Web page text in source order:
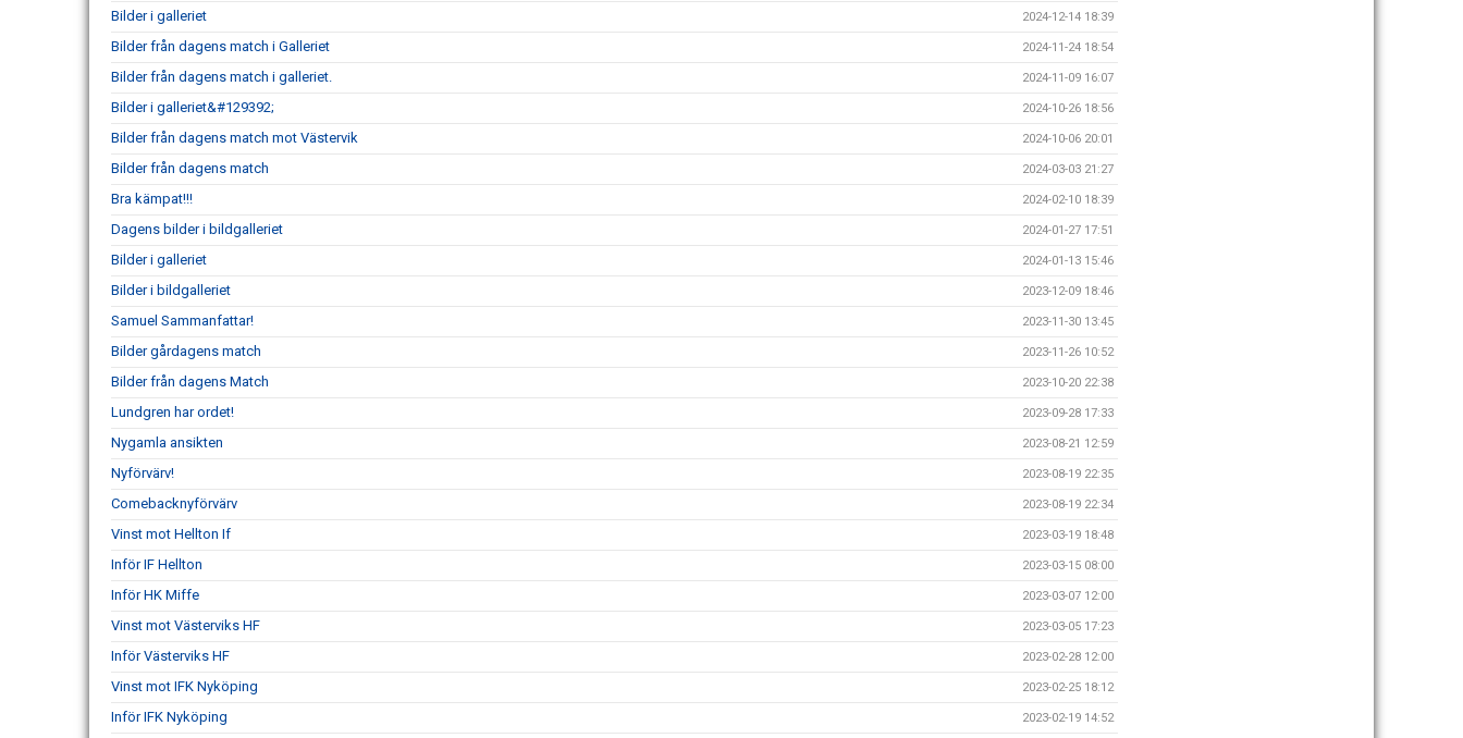
Bilder i galleriet 2024-12-14 18:39
Bilder från dagens match i Galleriet 2024-11-24 18:54
Bilder från dagens match i galleriet. 2024-11-09 16:07
Bilder i galleriet&#129392; 2024-10-26 18:56
Bilder från dagens match mot Västervik 2024-10-06 20:01
Bilder från dagens match 2024-03-03 21:27
Bra kämpat!!! 2024-02-10 18:39
Dagens bilder i bildgalleriet 2024-01-27 17:51
Bilder i galleriet 2024-01-13 15:46
Bilder i bildgalleriet 2023-12-09 18:46
Samuel Sammanfattar! 2023-11-30 13:45
Bilder gårdagens match 2023-11-26 10:52
Bilder från dagens Match 2023-10-20 22:38
Lundgren har ordet! 2023-09-28 17:33
Nygamla ansikten 2023-08-21 12:59
Nyförvärv! 2023-08-19 22:35
Comebacknyförvärv 2023-08-19 22:34
Vinst mot Hellton If 2023-03-19 18:48
Inför IF Hellton 2023-03-15 08:00
Inför HK Miffe 2023-03-07 12:00
Vinst mot Västerviks HF 2023-03-05 17:23
Inför Västerviks HF 2023-02-28 12:00
Vinst mot IFK Nyköping 2023-02-25 18:12
Inför IFK Nyköping 2023-02-19 14:52